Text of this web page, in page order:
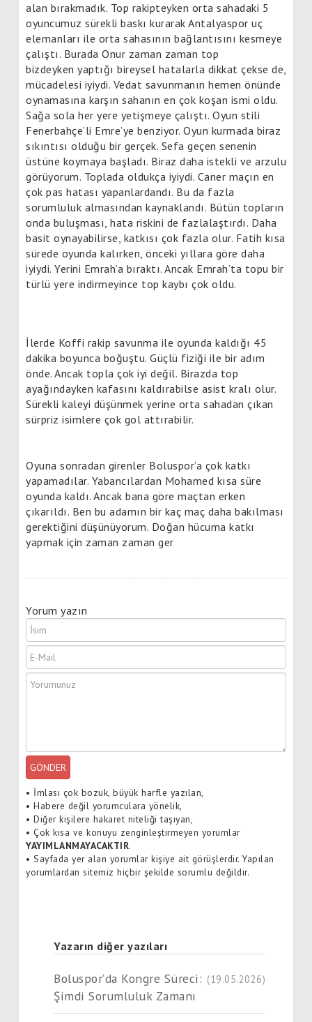
alan bırakmadık. Top rakipteyken orta sahadaki 5
oyuncumuz sürekli baskı kurarak Antalyaspor uç
elemanları ile orta sahasının bağlantısını kesmeye
çalıştı. Burada Onur zaman zaman top
bizdeyken yaptığı bireysel hatalarla dikkat çekse de,
mücadelesi iyiydi. Vedat savunmanın hemen önünde
oynamasına karşın sahanın en çok koşan ismi oldu.
Sağa sola her yere yetişmeye çalıştı. Oyun stili
Fenerbahçe’li Emre’ye benziyor. Oyun kurmada biraz
sıkıntısı olduğu bir gerçek. Sefa geçen senenin
üstüne koymaya başladı. Biraz daha istekli ve arzulu
görüyorum. Toplada oldukça iyiydi. Caner maçın en
çok pas hatası yapanlardandı. Bu da fazla
sorumluluk almasından kaynaklandı. Bütün topların
onda buluşması, hata riskini de fazlalaştırdı. Daha
basit oynayabilirse, katkısı çok fazla olur. Fatih kısa
sürede oyunda kalırken, önceki yıllara göre daha
iyiydi. Yerini Emrah’a bıraktı. Ancak Emrah’ta topu bir
türlü yere indirmeyince top kaybı çok oldu.
İlerde Koffi rakip savunma ile oyunda kaldığı 45
dakika boyunca boğuştu. Güçlü fiziği ile bir adım
önde. Ancak topla çok iyi değil. Birazda top
ayağındayken kafasını kaldırabilse asist kralı olur.
Sürekli kaleyi düşünmek yerine orta sahadan çıkan
sürpriz isimlere çok gol attırabilir.
Oyuna sonradan girenler Boluspor’a çok katkı
yapamadılar. Yabancılardan Mohamed kısa süre
oyunda kaldı. Ancak bana göre maçtan erken
çıkarıldı. Ben bu adamın bir kaç maç daha bakılması
gerektiğini düşünüyorum. Doğan hücuma katkı
yapmak için zaman zaman ger
Yorum yazın
GÖNDER
• İmlası çok bozuk, büyük harfle yazılan,
• Habere değil yorumculara yönelik,
• Diğer kişilere hakaret niteliği taşıyan,
• Çok kısa ve konuyu zenginleştirmeyen yorumlar
YAYIMLANMAYACAKTIR.
• Sayfada yer alan yorumlar kişiye ait görüşlerdir. Yapılan
yorumlardan sitemiz hiçbir şekilde sorumlu değildir.
Yazarın diğer yazıları
Boluspor’da Kongre Süreci:
Şimdi Sorumluluk Zamanı
(19.05.2026)